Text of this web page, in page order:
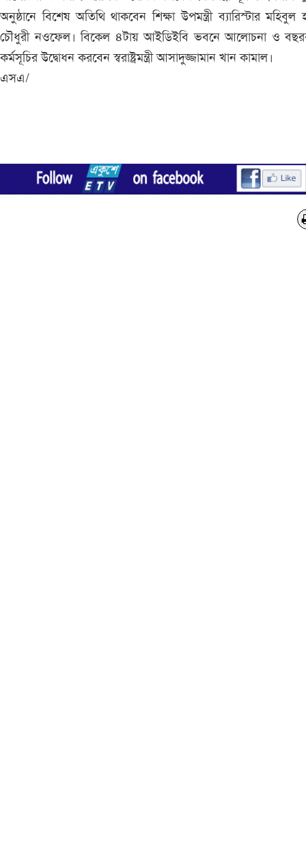
অনুষ্ঠানে বিশেষ অতিথি থাকবেন শিক্ষা উপমন্ত্রী ব্যারিস্টার মহিবুল
চৌধুরী নওফেল। বিকেল ৪টায় আইডিইবি ভবনে আলোচনা ও
কর্মসূচির উদ্বোধন করবেন স্বরাষ্ট্রমন্ত্রী আসাদুজ্জামান খান কামাল।
এসএ/